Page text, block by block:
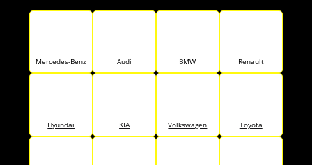
Mercedes-Benz Audi BMW Renault
Hyundai KIA Volkswagen Toyota